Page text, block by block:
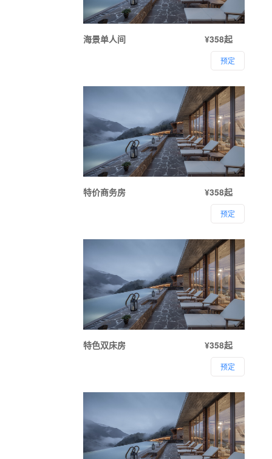
海景单人间 ¥358起
预定
特价商务房 ¥358起
预定
特色双床房 ¥358起
预定